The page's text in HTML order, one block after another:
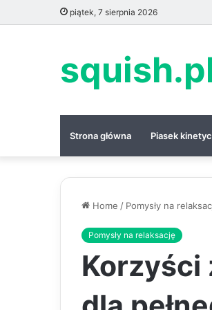
piątek, 7 sierpnia 2026
Strona główna Piasek
Home / Pomysły na
Pomysły na relaksację
Korzyści